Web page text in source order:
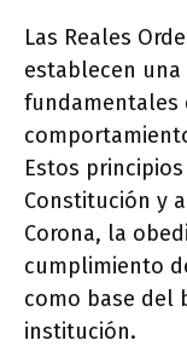
Las Reales
establecen
fundamentales
Estos
Constitución y
Corona, la
cumplimiento
como base del
institución.